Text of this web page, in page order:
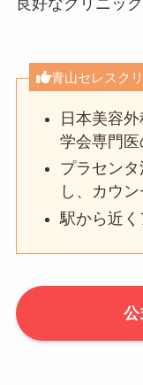
良好なクリニック
青山セレスク
日本美容
学会専門
プラセン
し、カウ
駅から近